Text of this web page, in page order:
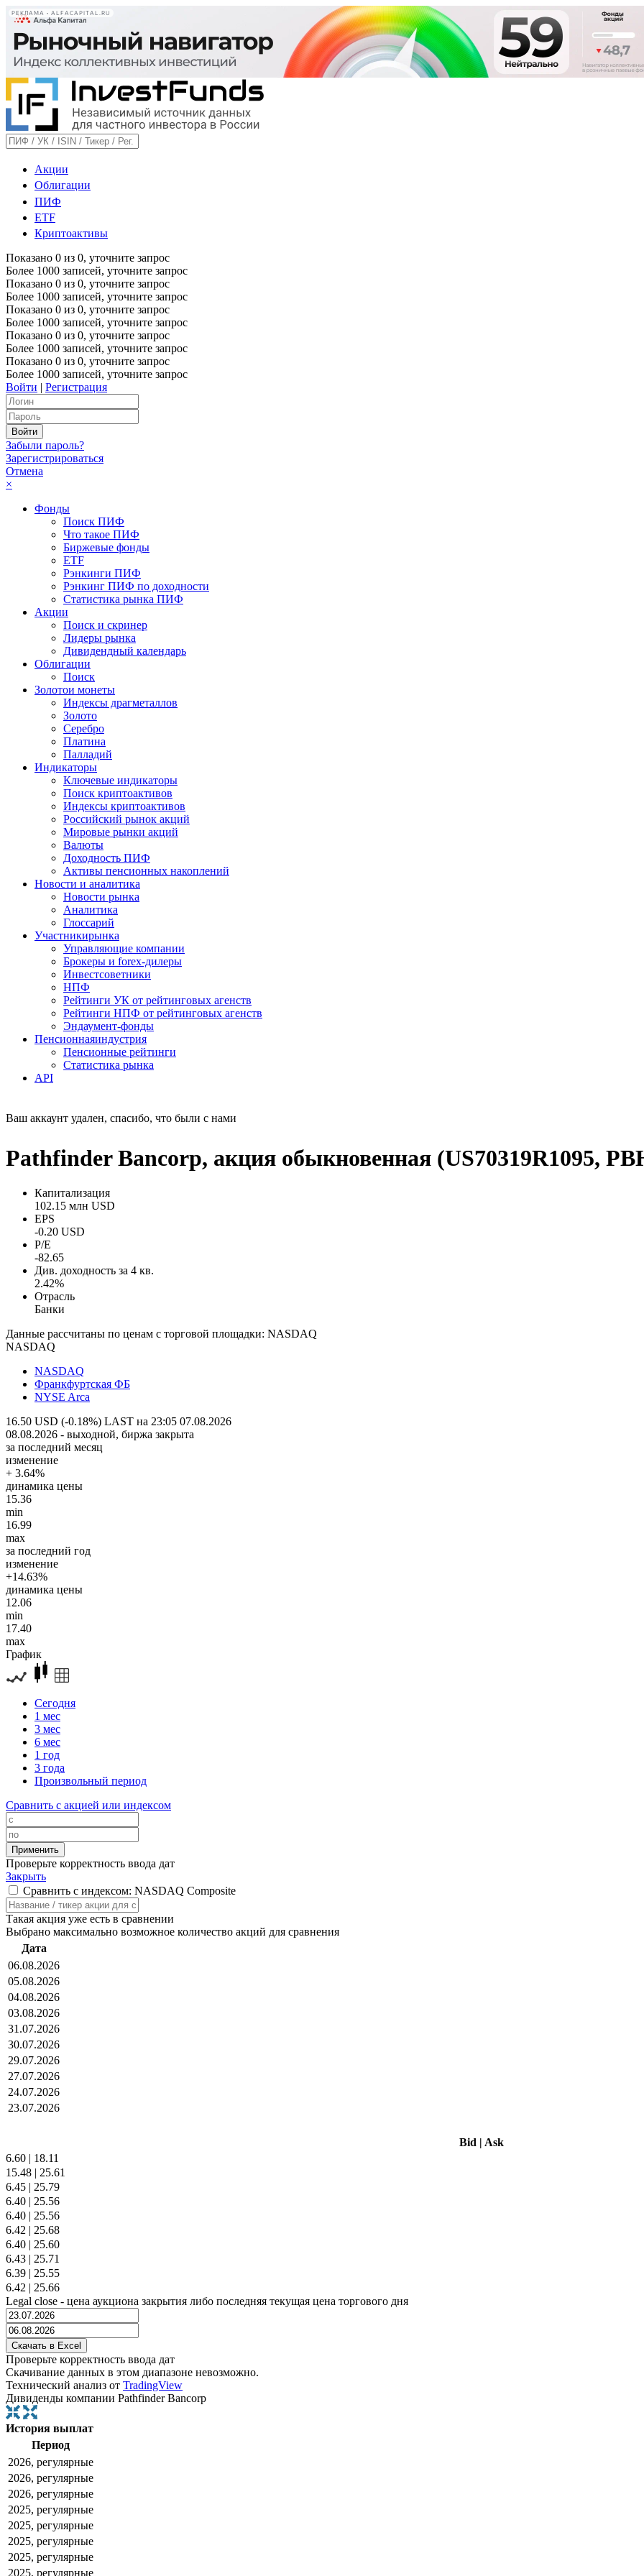
РЕКЛАМА • ALFACAPITAL.RU
Акции
Облигации
ПИФ
ETF
Криптоактивы
Показано 0 из 0, уточните запрос
Более 1000 записей, уточните запрос
Показано 0 из 0, уточните запрос
Более 1000 записей, уточните запрос
Показано 0 из 0, уточните запрос
Более 1000 записей, уточните запрос
Показано 0 из 0, уточните запрос
Более 1000 записей, уточните запрос
Показано 0 из 0, уточните запрос
Более 1000 записей, уточните запрос
Войти | Регистрация
Забыли пароль?
Зарегистрироваться
Отмена
×
Фонды
Поиск ПИФ
Что такое ПИФ
Биржевые фонды
ETF
Рэнкинги ПИФ
Рэнкинг ПИФ по доходности
Статистика рынка ПИФ
Акции
Поиск и скринер
Лидеры рынка
Дивидендный календарь
Облигации
Поиск
Золотои монеты
Индексы драгметаллов
Золото
Серебро
Платина
Палладий
Индикаторы
Ключевые индикаторы
Поиск криптоактивов
Индексы криптоактивов
Российский рынок акций
Мировые рынки акций
Валюты
Доходность ПИФ
Активы пенсионных накоплений
Новости и аналитика
Новости рынка
Аналитика
Глоссарий
Участникирынка
Управляющие компании
Брокеры и forex-дилеры
Инвестсоветники
НПФ
Рейтинги УК от рейтинговых агенств
Рейтинги НПФ от рейтинговых агенств
Эндаумент-фонды
Пенсионнаяиндустрия
Пенсионные рейтинги
Статистика рынка
API
Ваш аккаунт удален, спасибо, что были с нами
Pathfinder Bancorp, акция обыкновенная (US70319R1095,
Капитализация
102.15 млн USD
EPS
-0.20 USD
P/E
-82.65
Див. доходность за 4 кв.
2.42%
Отрасль
Банки
Данные рассчитаны по ценам с торговой площадки: NASDAQ
NASDAQ
NASDAQ
Франкфуртская ФБ
NYSE Arca
16.50 USD (-0.18%) LAST на 23:05 07.08.2026
08.08.2026 - выходной, биржа закрыта
за последний месяц
изменение
+ 3.64%
динамика цены
15.36
min
16.99
max
за последний год
изменение
+14.63%
динамика цены
12.06
min
17.40
max
График
Сегодня
1 мес
3 мес
6 мес
1 год
3 года
Произвольный период
Сравнить с акцией или индексом
Проверьте корректность ввода дат
Закрыть
Сравнить с индексом: NASDAQ Composite
Такая акция уже есть в сравнении
Выбрано максимально возможное количество акций для сравнения
Дата
06.08.2026
05.08.2026
04.08.2026
03.08.2026
31.07.2026
30.07.2026
29.07.2026
27.07.2026
24.07.2026
23.07.2026
Bid | Ask
6.60 | 18.11
15.48 | 25.61
6.45 | 25.79
6.40 | 25.56
6.40 | 25.56
6.42 | 25.68
6.40 | 25.60
6.43 | 25.71
6.39 | 25.55
6.42 | 25.66
Legal close - цена аукциона закрытия либо последняя текущая цена торгового дня
Проверьте корректность ввода дат
Скачивание данных в этом диапазоне невозможно.
Технический анализ от TradingView
Дивиденды компании Pathfinder Bancorp
История выплат
Период
2026, регулярные
2026, регулярные
2026, регулярные
2025, регулярные
2025, регулярные
2025, регулярные
2025, регулярные
2025, регулярные